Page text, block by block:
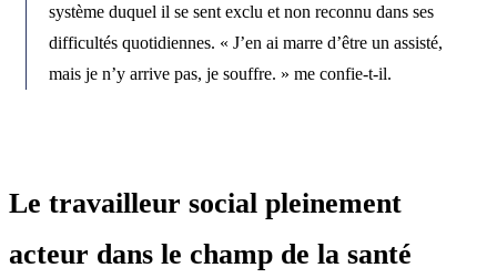
système duquel il se sent exclu et non reconnu dans ses
difficultés quotidiennes. « J’en ai marre d’être un assisté,
mais je n’y arrive pas, je souffre. » me confie-t-il.
Le travailleur social pleinement
acteur dans le champ de la santé